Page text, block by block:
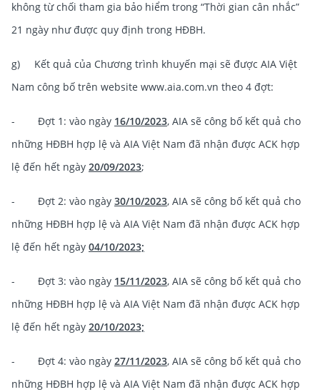
không từ chối tham gia bảo hiểm trong “Thời gian cân nhắc”
21 ngày như được quy định trong HĐBH.
g) Kết quả của Chương trình khuyến mại sẽ được AIA Việt
Nam công bố trên website www.aia.com.vn theo 4 đợt:
- Đợt 1: vào ngày 16/10/2023, AIA sẽ công bố kết quả cho
những HĐBH hợp lệ và AIA Việt Nam đã nhận được ACK hợp
lệ đến hết ngày 20/09/2023;
- Đợt 2: vào ngày 30/10/2023, AIA sẽ công bố kết quả cho
những HĐBH hợp lệ và AIA Việt Nam đã nhận được ACK hợp
lệ đến hết ngày 04/10/2023;
- Đợt 3: vào ngày 15/11/2023, AIA sẽ công bố kết quả cho
những HĐBH hợp lệ và AIA Việt Nam đã nhận được ACK hợp
lệ đến hết ngày 20/10/2023;
- Đợt 4: vào ngày 27/11/2023, AIA sẽ công bố kết quả cho
những HĐBH hợp lệ và AIA Việt Nam đã nhận được ACK hợp